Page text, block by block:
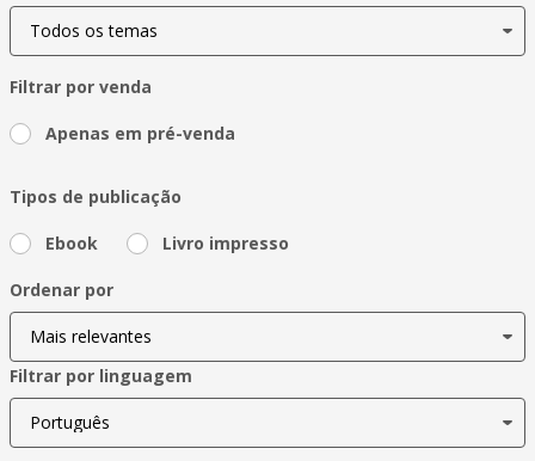
Filtrar por venda
Apenas em pré-venda
Tipos de publicação
Ebook Livro impresso
Ordenar por
Filtrar por linguagem